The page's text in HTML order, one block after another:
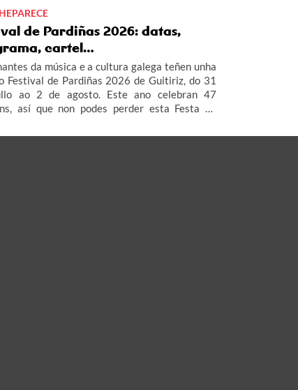
de Pardiñas 2026: datas,
cartel…
da música e a cultura galega teñen unha
Festival de Pardiñas 2026 de Guitiriz, do 31
ao 2 de agosto. Este ano celebran 47
así que non podes perder esta Festa de
Xermolos. Consulta aquí o cartel e o